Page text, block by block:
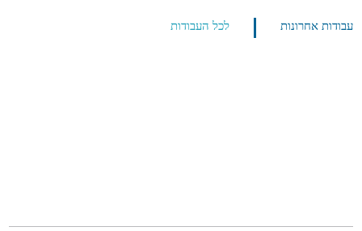
עבודות אחרונות לכל העבודות